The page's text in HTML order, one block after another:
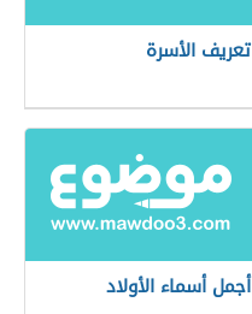
تعريف الأسرة
أجمل أسماء الأولاد